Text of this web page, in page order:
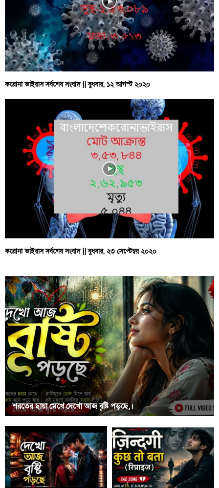
করোনা ভাইরাস সর্বশেষ সংবাদ || বুধবার, ১২ আগস্ট ২০২০
করোনা ভাইরাস সর্বশেষ সংবাদ || বুধবার, ২৩ সেপ্টেম্বর ২০২০
শরতের ছায়া মেখে দেখো আজ বৃষ্টি পড়ছে,।